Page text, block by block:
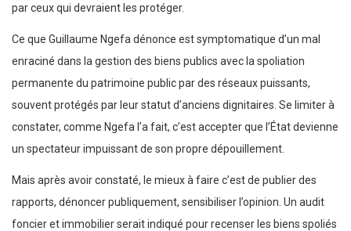
par ceux qui devraient les protéger.
Ce que Guillaume Ngefa dénonce est symptomatique d’un mal
enraciné dans la gestion des biens publics avec la spoliation
permanente du patrimoine public par des réseaux puissants,
souvent protégés par leur statut d’anciens dignitaires. Se limiter à
constater, comme Ngefa l’a fait, c’est accepter que l’État devienne
un spectateur impuissant de son propre dépouillement.
Mais après avoir constaté, le mieux à faire c’est de publier des
rapports, dénoncer publiquement, sensibiliser l’opinion. Un audit
foncier et immobilier serait indiqué pour recenser les biens spoliés